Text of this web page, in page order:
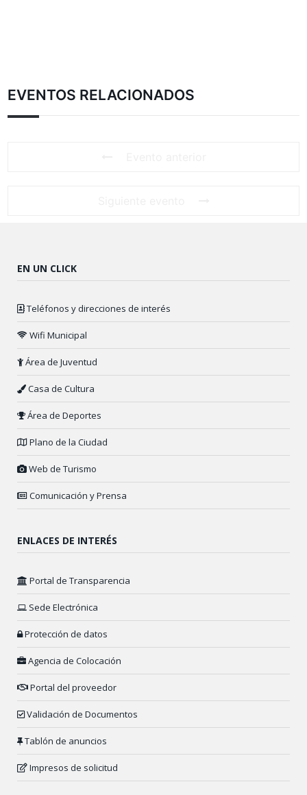
EVENTOS RELACIONADOS
EN UN CLICK
Teléfonos y direcciones de interés
Wifi Municipal
Área de Juventud
Casa de Cultura
Área de Deportes
Plano de la Ciudad
Web de Turismo
Comunicación y Prensa
ENLACES DE INTERÉS
Portal de Transparencia
Sede Electrónica
Protección de datos
Agencia de Colocación
Portal del proveedor
Validación de Documentos
Tablón de anuncios
Impresos de solicitud